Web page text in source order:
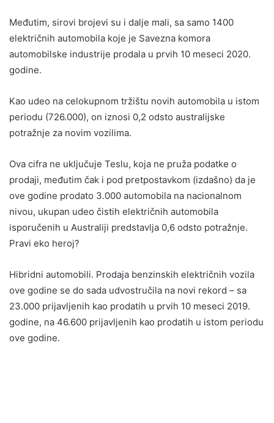
Međutim, sirovi brojevi su i dalje mali, sa samo 1400
električnih automobila koje je Savezna komora
automobilske industrije prodala u prvih 10 meseci 2020.
godine.
Kao udeo na celokupnom tržištu novih automobila u istom
periodu (726.000), on iznosi 0,2 odsto australijske
potražnje za novim vozilima.
Ova cifra ne uključuje Teslu, koja ne pruža podatke o
prodaji, međutim čak i pod pretpostavkom (izdašno) da je
ove godine prodato 3.000 automobila na nacionalnom
nivou, ukupan udeo čistih električnih automobila
isporučenih u Australiji predstavlja 0,6 odsto potražnje.
Pravi eko heroj?
Hibridni automobili. Prodaja benzinskih električnih vozila
ove godine se do sada udvostručila na novi rekord – sa
23.000 prijavljenih kao prodatih u prvih 10 meseci 2019.
godine, na 46.600 prijavljenih kao prodatih u istom periodu
ove godine.